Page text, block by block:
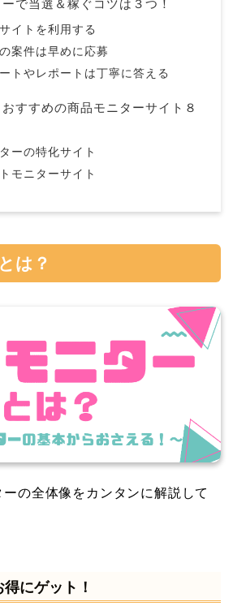
で当選＆稼ぐコツは３つ！
イトを利用する
案件は早めに応募
トやレポートは丁寧に答える
おすすめの商品モニターサイト８
ーの特化サイト
モニターサイト
は？
の全体像をカンタンに解説して
にゲット！